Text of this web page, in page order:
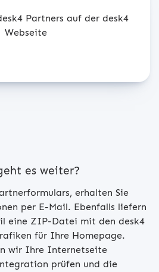
Partners auf der desk4
Webseite
es weiter?
erhalten Sie
per E-Mail. Ebenfalls liefern
eine ZIP-Datei mit den desk4
für Ihre Homepage.
wir Ihre Internetseite
prüfen und die